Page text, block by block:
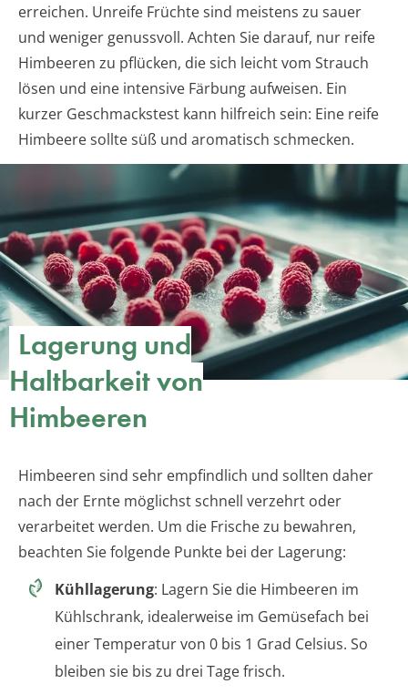
erreichen. Unreife Früchte sind meistens zu sauer
und weniger genussvoll. Achten Sie darauf, nur reife
Himbeeren zu pflücken, die sich leicht vom Strauch
lösen und eine intensive Färbung aufweisen. Ein
kurzer Geschmackstest kann hilfreich sein: Eine reife
Himbeere sollte süß und aromatisch schmecken.
Lagerung und
Haltbarkeit von
Himbeeren
Himbeeren sind sehr empfindlich und sollten daher
nach der Ernte möglichst schnell verzehrt oder
verarbeitet werden. Um die Frische zu bewahren,
beachten Sie folgende Punkte bei der Lagerung:
Kühllagerung: Lagern Sie die Himbeeren im
Kühlschrank, idealerweise im Gemüsefach bei
einer Temperatur von 0 bis 1 Grad Celsius. So
bleiben sie bis zu drei Tage frisch.